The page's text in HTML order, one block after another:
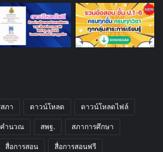
ภา ดาวน์โหลด ดาวน์โหลดไฟล์
คำนวณ สพฐ. สภาการศึกษา
สื่อการสอน สื่อการสอนฟรี